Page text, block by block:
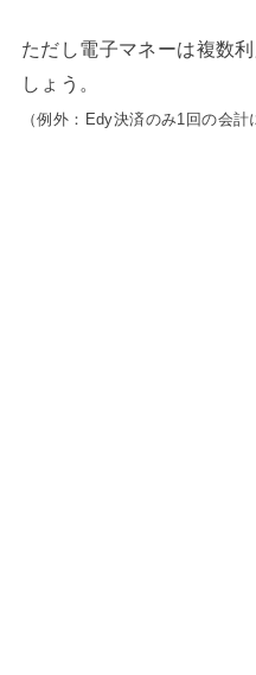
ただし電子マネーは複数
しょう。
（例外：Edy決済のみ1回の会計